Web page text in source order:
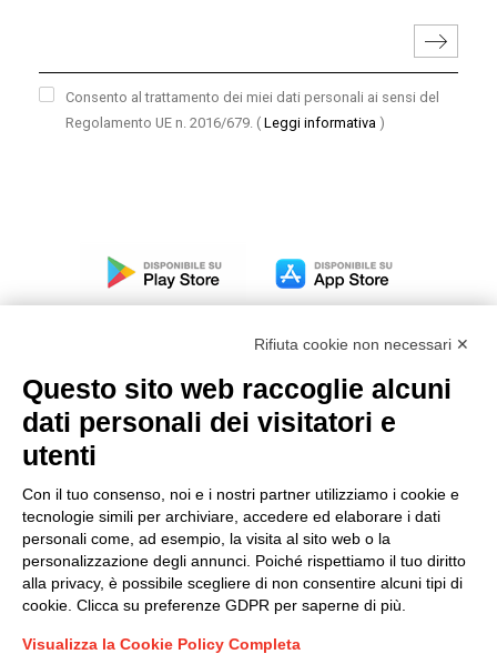
Consento al trattamento dei miei dati personali ai sensi del
Regolamento UE n. 2016/679. ( Leggi informativa )
Connettiti con noi
Modello organizzativo, gestione e controllo – D. lgs.
Condizioni generali di vendita DKC Europe
Condizioni generali di vendita DKC Power Solutions
Condizioni generali di acquisto
Codice etico
Rifiuta cookie non necessari ✕
Questo sito web raccoglie alcuni
dati personali dei visitatori e
utenti
Con il tuo consenso, noi e i nostri partner utilizziamo i cookie e
tecnologie simili per archiviare, accedere ed elaborare i dati
personali come, ad esempio, la visita al sito web o la
personalizzazione degli annunci. Poiché rispettiamo il tuo diritto
alla privacy, è possibile scegliere di non consentire alcuni tipi di
cookie. Clicca su preferenze GDPR per saperne di più.
Visualizza la Cookie Policy Completa